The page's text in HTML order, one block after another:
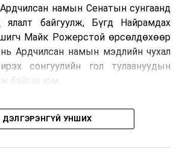
байхыг уриалав
намын Сенатын сунгаанд
ялалт байгуулж, Бүгд Найрамдах
Майк Рожерстой өрсөлдөхөөр
Ардчилсан намын мэдлийн чухал
сонгуулийн гол тулаануудын
байгаа юм.
Конгрессын суудлуудын төлөөх
дэвшигчид тодорсон бөгөөд зарим
ДЭЛГЭРЭНГҮЙ УНШИХ